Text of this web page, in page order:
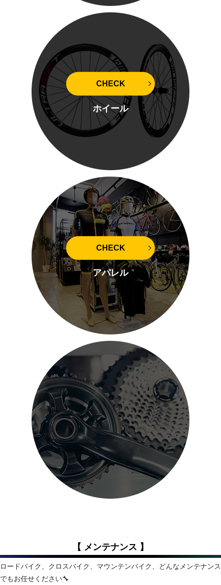
ホイール
CHECK
アパレル
CHECK
【 メンテナンス 】
ロードバイク、クロスバイク、マウンテンバイク、どんなメンテナンス
でもお任せください🔧